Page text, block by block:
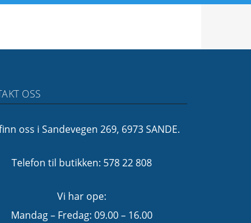
FØLG
OSS
oss i Sandevegen 269, 6973 SANDE.
Telefon til butikken: 578 22 808
Vi har ope:
Mandag – Fredag: 09.00 – 16.00